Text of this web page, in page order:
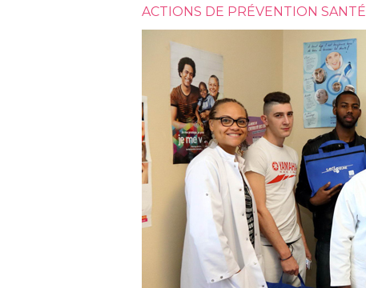
ACTIONS DE PRÉVENTION SANTÉ